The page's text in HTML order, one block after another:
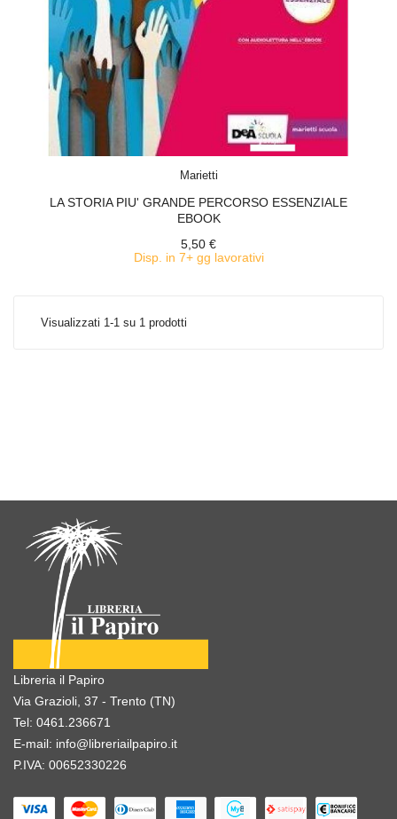
Marietti
LA STORIA PIU' GRANDE PERCORSO ESSENZIALE
EBOOK
5,50 €
Disp. in 7+ gg lavorativi
Visualizzati 1-1 su 1 prodotti
Libreria il Papiro
Via Grazioli, 37 - Trento (TN)
Tel: 0461.236671
E-mail: info@libreriailpapiro.it
P.IVA: 00652330226